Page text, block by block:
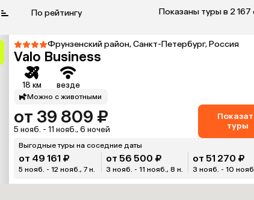
По рейтингу Показаны туры в 2 167
Фрунзенский район, Санкт-Петербург, Россия
Valo Business
18 км везде
Можно с животными
от 39 809 ₽
5 нояб. - 11 нояб., 6 ночей
туры
Выгодные туры на соседние даты
от 49 161 ₽
5 нояб. - 12 нояб., 7 н.
от 56 500 ₽
3 нояб. - 11 нояб., 8 н.
от 51 270 ₽
3 нояб. - 10